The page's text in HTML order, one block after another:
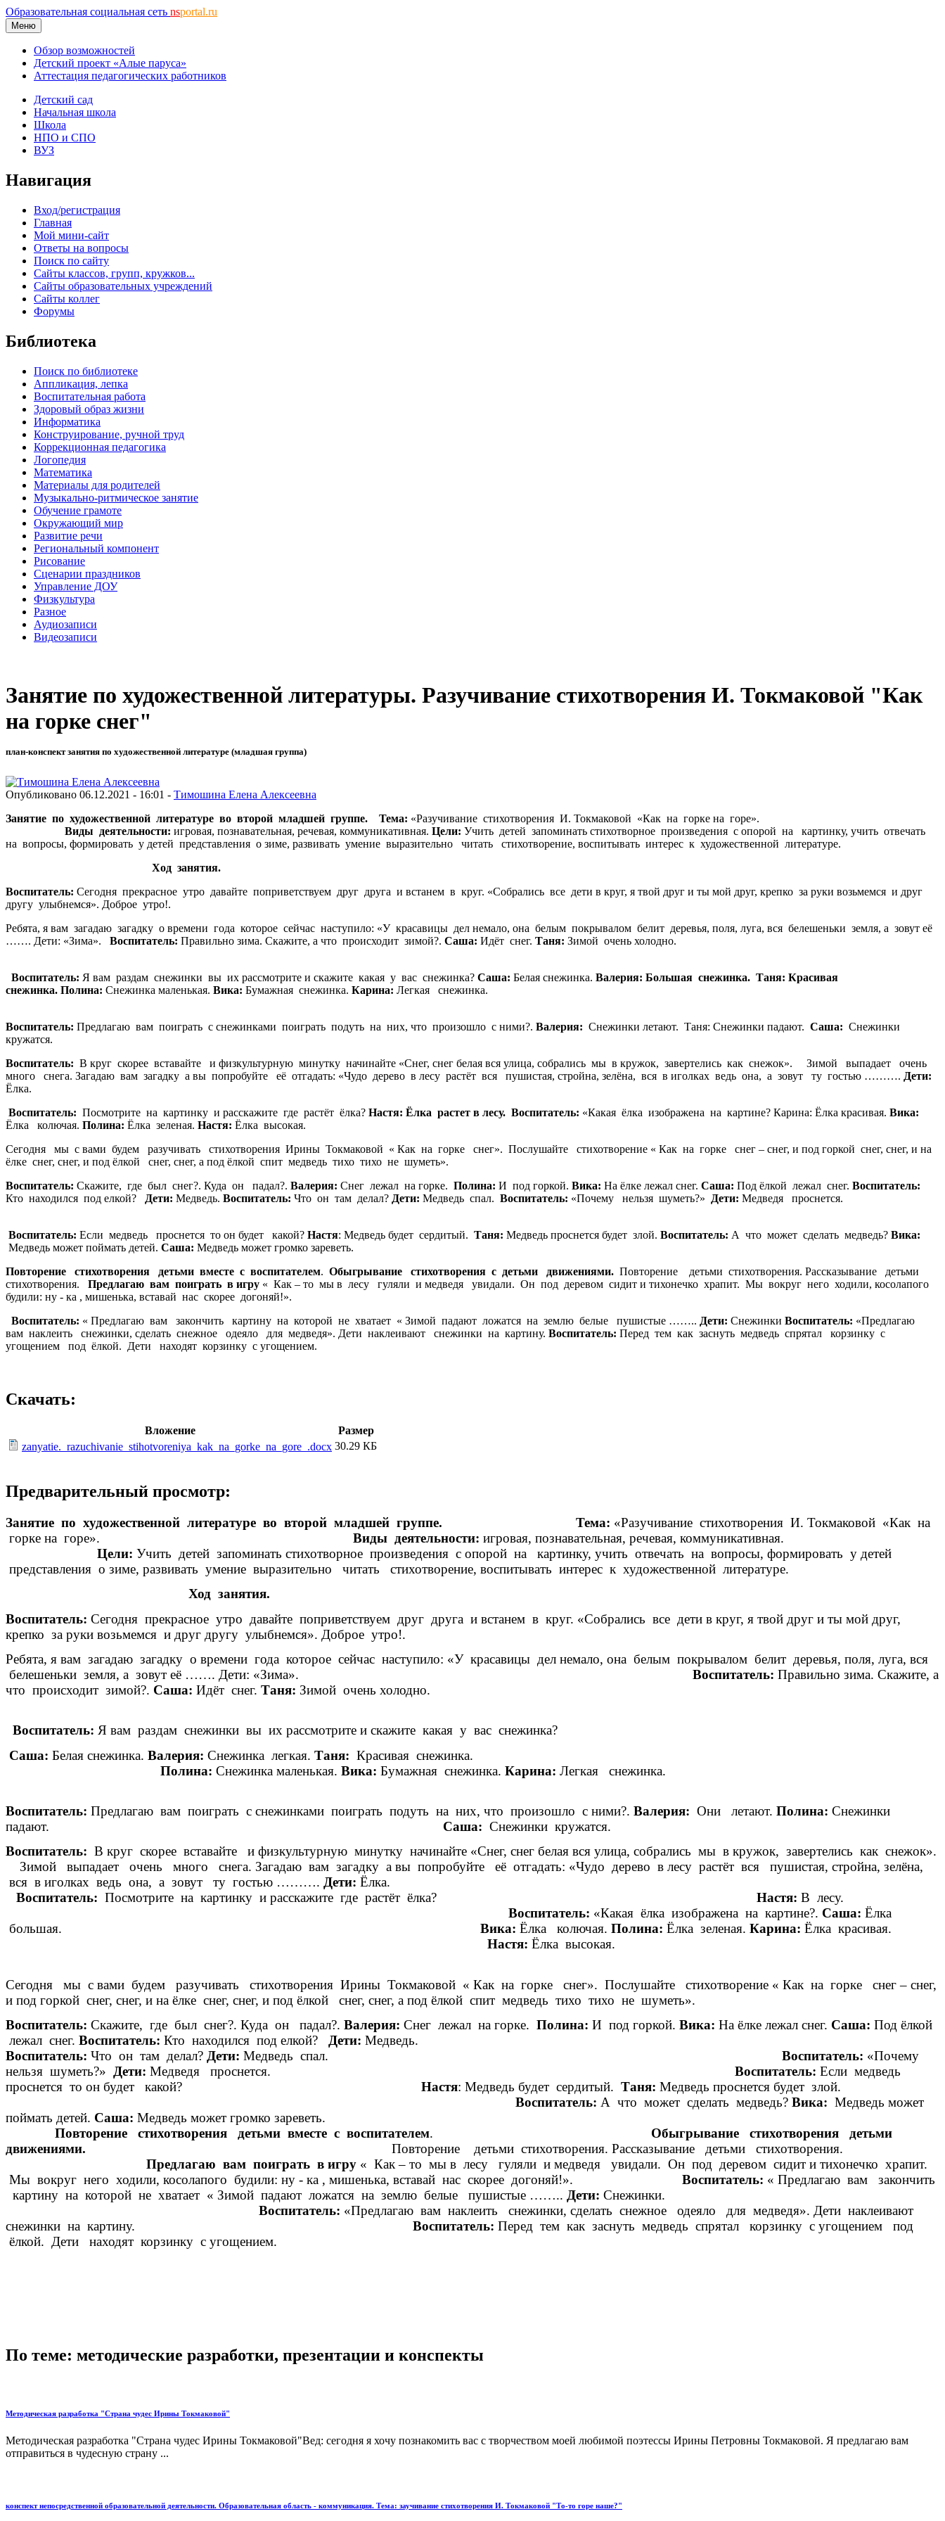
Образовательная социальная сеть nsportal.ru
Меню
Обзор возможностей
Детский проект «Алые паруса»
Аттестация педагогических работников
Детский сад
Начальная школа
Школа
НПО и СПО
ВУЗ
Навигация
Вход/регистрация
Главная
Мой мини-сайт
Ответы на вопросы
Поиск по сайту
Сайты классов, групп, кружков...
Сайты образовательных учреждений
Сайты коллег
Форумы
Библиотека
Поиск по библиотеке
Аппликация, лепка
Воспитательная работа
Здоровый образ жизни
Информатика
Конструирование, ручной труд
Коррекционная педагогика
Логопедия
Математика
Материалы для родителей
Музыкально-ритмическое занятие
Обучение грамоте
Окружающий мир
Развитие речи
Региональный компонент
Рисование
Сценарии праздников
Управление ДОУ
Физкультура
Разное
Аудиозаписи
Видеозаписи
Занятие по художественной литературы. Разучивание стихотворения И. Токмаковой "Как
на горке снег"
план-конспект занятия по художественной литературе (младшая группа)
Опубликовано 06.12.2021 - 16:01 - Тимошина Елена Алексеевна
Занятие по художественной литературе во второй младшей группе.
Тема: «Разучивание стихотворения И. Токмаковой «Как на горке на горе».
Виды деятельности: игровая, познавательная, речевая, коммуникативная. Цели: Учить детей запоминать стихотворное произведения с опорой на картинку, учить отвечать
на вопросы, формировать у детей представления о зиме, развивать умение выразительно читать стихотворение, воспитывать интерес к художественной литературе.
Ход занятия.
Воспитатель: Сегодня прекрасное утро давайте поприветствуем друг друга и встанем в круг. «Собрались все дети в круг, я твой друг и ты мой друг, крепко за руки возьмемся и друг
другу улыбнемся». Доброе утро!.
Ребята, я вам загадаю загадку о времени года которое сейчас наступило: «У красавицы дел немало, она белым покрывалом белит деревья, поля, луга, вся белешеньки земля, а зовут её
……. Дети: «Зима». Воспитатель: Правильно зима. Скажите, а что происходит зимой?. Саша: Идёт снег. Таня: Зимой очень холодно.
Воспитатель: Я вам раздам снежинки вы их рассмотрите и скажите какая у вас снежинка? Саша: Белая снежинка. Валерия: Большая снежинка. Таня: Красивая
снежинка. Полина: Снежинка маленькая. Вика: Бумажная снежинка. Карина: Легкая снежинка.
Воспитатель: Предлагаю вам поиграть с снежинками поиграть подуть на них, что произошло с ними?. Валерия: Снежинки летают. Таня: Снежинки падают. Саша: Снежинки
кружатся.
Воспитатель: В круг скорее вставайте и физкультурную минутку начинайте «Снег, снег белая вся улица, собрались мы в кружок, завертелись как снежок». Зимой выпадает очень
много снега. Загадаю вам загадку а вы попробуйте её отгадать: «Чудо дерево в лесу растёт вся пушистая, стройна, зелёна, вся в иголках ведь она, а зовут ту гостью ………. Дети:
Ёлка.
Воспитатель: Посмотрите на картинку и расскажите где растёт ёлка? Настя: Ёлка растет в лесу. Воспитатель: «Какая ёлка изображена на картине? Карина: Ёлка красивая. Вика:
Ёлка колючая. Полина: Ёлка зеленая. Настя: Ёлка высокая.
Сегодня мы с вами будем разучивать стихотворения Ирины Токмаковой « Как на горке снег». Послушайте стихотворение « Как на горке снег – снег, и под горкой снег, снег, и на
ёлке снег, снег, и под ёлкой снег, снег, а под ёлкой спит медведь тихо тихо не шуметь».
Воспитатель: Скажите, где был снег?. Куда он падал?. Валерия: Снег лежал на горке. Полина: И под горкой. Вика: На ёлке лежал снег. Саша: Под ёлкой лежал снег. Воспитатель:
Кто находился под елкой?
Дети: Медведь. Воспитатель: Что он там делал? Дети: Медведь спал. Воспитатель: «Почему нельзя шуметь?» Дети: Медведя проснется.
Воспитатель: Если медведь проснется то он будет какой? Настя: Медведь будет сердитый. Таня: Медведь проснется будет злой. Воспитатель: А что может сделать медведь? Вика:
Медведь может поймать детей. Саша: Медведь может громко зареветь.
Повторение стихотворения детьми вместе с воспитателем. Обыгрывание стихотворения с детьми движениями. Повторение детьми стихотворения. Рассказывание детьми
стихотворения. Предлагаю вам поиграть в игру « Как – то мы в лесу гуляли и медведя увидали. Он под деревом сидит и тихонечко храпит. Мы вокруг него ходили, косолапого
будили: ну - ка , мишенька, вставай нас скорее догоняй!».
Воспитатель: « Предлагаю вам закончить картину на которой не хватает « Зимой падают ложатся на землю белые пушистые …….. Дети: Снежинки Воспитатель: «Предлагаю
вам наклеить снежинки, сделать снежное одеяло для медведя». Дети наклеивают снежинки на картину. Воспитатель: Перед тем как заснуть медведь спрятал корзинку с
угощением под ёлкой. Дети находят корзинку с угощением.
Скачать:
Вложение
Размер
zanyatie._razuchivanie_stihotvoreniya_kak_na_gorke_na_gore_.docx 30.29 КБ
Предварительный просмотр:
Занятие по художественной литературе во второй младшей группе. Тема: «Разучивание стихотворения И. Токмаковой «Как на
горке на горе». Виды деятельности: игровая, познавательная, речевая, коммуникативная.
Цели: Учить детей запоминать стихотворное произведения с опорой на картинку, учить отвечать на вопросы, формировать у детей
представления о зиме, развивать умение выразительно читать стихотворение, воспитывать интерес к художественной литературе.
Ход занятия.
Воспитатель: Сегодня прекрасное утро давайте поприветствуем друг друга и встанем в круг. «Собрались все дети в круг, я твой друг и ты мой друг,
крепко за руки возьмемся и друг другу улыбнемся». Доброе утро!.
Ребята, я вам загадаю загадку о времени года которое сейчас наступило: «У красавицы дел немало, она белым покрывалом белит деревья, поля, луга, вся
белешеньки земля, а зовут её ……. Дети: «Зима». Воспитатель: Правильно зима. Скажите, а
что происходит зимой?. Саша: Идёт снег. Таня: Зимой очень холодно.
Воспитатель: Я вам раздам снежинки вы их рассмотрите и скажите какая у вас снежинка?
Саша: Белая снежинка. Валерия: Снежинка легкая. Таня: Красивая снежинка.
Полина: Снежинка маленькая. Вика: Бумажная снежинка. Карина: Легкая снежинка.
Воспитатель: Предлагаю вам поиграть с снежинками поиграть подуть на них, что произошло с ними?. Валерия: Они летают. Полина: Снежинки
падают. Саша: Снежинки кружатся.
Воспитатель: В круг скорее вставайте и физкультурную минутку начинайте «Снег, снег белая вся улица, собрались мы в кружок, завертелись как снежок».
Зимой выпадает очень много снега. Загадаю вам загадку а вы попробуйте её отгадать: «Чудо дерево в лесу растёт вся пушистая, стройна, зелёна,
вся в иголках ведь она, а зовут ту гостью ………. Дети: Ёлка.
Воспитатель: Посмотрите на картинку и расскажите где растёт ёлка? Настя: В лесу.
Воспитатель: «Какая ёлка изображена на картине?. Саша: Ёлка
большая. Вика: Ёлка колючая. Полина: Ёлка зеленая. Карина: Ёлка красивая.
Настя: Ёлка высокая.
Сегодня мы с вами будем разучивать стихотворения Ирины Токмаковой « Как на горке снег». Послушайте стихотворение « Как на горке снег – снег,
и под горкой снег, снег, и на ёлке снег, снег, и под ёлкой снег, снег, а под ёлкой спит медведь тихо тихо не шуметь».
Воспитатель: Скажите, где был снег?. Куда он падал?. Валерия: Снег лежал на горке. Полина: И под горкой. Вика: На ёлке лежал снег. Саша: Под ёлкой
лежал снег. Воспитатель: Кто находился под елкой? Дети: Медведь.
Воспитатель: Что он там делал? Дети: Медведь спал. Воспитатель: «Почему
нельзя шуметь?» Дети: Медведя проснется. Воспитатель: Если медведь
проснется то он будет какой? Настя: Медведь будет сердитый. Таня: Медведь проснется будет злой.
Воспитатель: А что может сделать медведь? Вика: Медведь может
поймать детей. Саша: Медведь может громко зареветь.
Повторение стихотворения детьми вместе с воспитателем. Обыгрывание стихотворения детьми
движениями. Повторение детьми стихотворения. Рассказывание детьми стихотворения.
Предлагаю вам поиграть в игру « Как – то мы в лесу гуляли и медведя увидали. Он под деревом сидит и тихонечко храпит.
Мы вокруг него ходили, косолапого будили: ну - ка , мишенька, вставай нас скорее догоняй!». Воспитатель: « Предлагаю вам закончить
картину на которой не хватает « Зимой падают ложатся на землю белые пушистые …….. Дети: Снежинки.
Воспитатель: «Предлагаю вам наклеить снежинки, сделать снежное одеяло для медведя». Дети наклеивают
снежинки на картину. Воспитатель: Перед тем как заснуть медведь спрятал корзинку с угощением под
ёлкой. Дети находят корзинку с угощением.
По теме: методические разработки, презентации и конспекты
Методическая разработка "Страна чудес Ирины Токмаковой"
Методическая разработка "Страна чудес Ирины Токмаковой"Вед: сегодня я хочу познакомить вас с творчеством моей любимой поэтессы Ирины Петровны Токмаковой. Я предлагаю вам
отправиться в чудесную страну ...
конспект непосредственной образовательной деятельности. Образовательная область - коммуникация. Тема: заучивание стихотворения И. Токмаковой "То-то горе наше?"